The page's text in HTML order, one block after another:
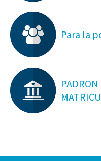
Para la